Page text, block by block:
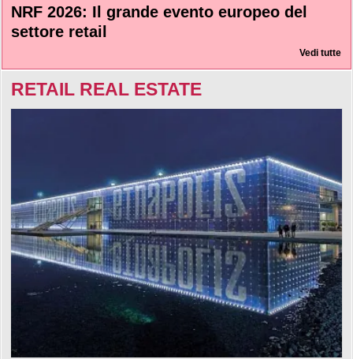
NRF 2026: Il grande evento europeo del
settore retail
Vedi tutte
RETAIL REAL ESTATE